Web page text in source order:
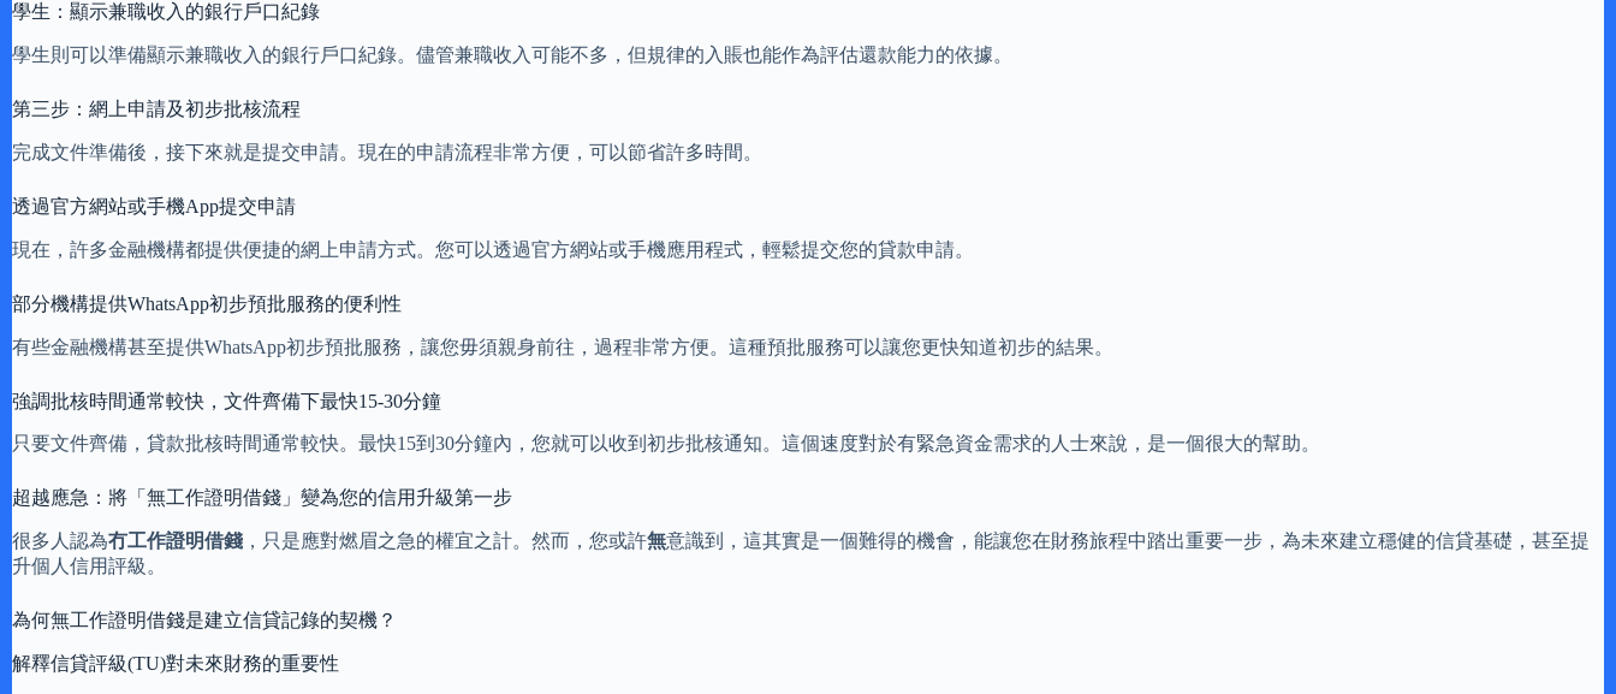
學生：顯示兼職收入的銀行戶口紀錄
學生則可以準備顯示兼職收入的銀行戶口紀錄。儘管兼職收入可能不多，但規律的入賬也能作為評估還款能力的依據。
第三步：網上申請及初步批核流程
完成文件準備後，接下來就是提交申請。現在的申請流程非常方便，可以節省許多時間。
透過官方網站或手機App提交申請
現在，許多金融機構都提供便捷的網上申請方式。您可以透過官方網站或手機應用程式，輕鬆提交您的貸款申請。
部分機構提供WhatsApp初步預批服務的便利性
有些金融機構甚至提供WhatsApp初步預批服務，讓您毋須親身前往，過程非常方便。這種預批服務可以讓您更快知道初步的結果。
強調批核時間通常較快，文件齊備下最快15-30分鐘
只要文件齊備，貸款批核時間通常較快。最快15到30分鐘內，您就可以收到初步批核通知。這個速度對於有緊急資金需求的人士來說，是一個很大的幫助。
超越應急：將「無工作證明借錢」變為您的信用升級第一步
很多人認為冇工作證明借錢 ，只是應對燃眉之急的權宜之計。然而，您或許無意識到，這其實是一個難得的機會，能讓您在財務旅程中踏出重要一步，為未來建立穩健的信貸基礎，甚至提
升個人信用評級。
為何無工作證明借錢是建立信貸記錄的契機？
解釋信貸評級(TU)對未來財務的重要性